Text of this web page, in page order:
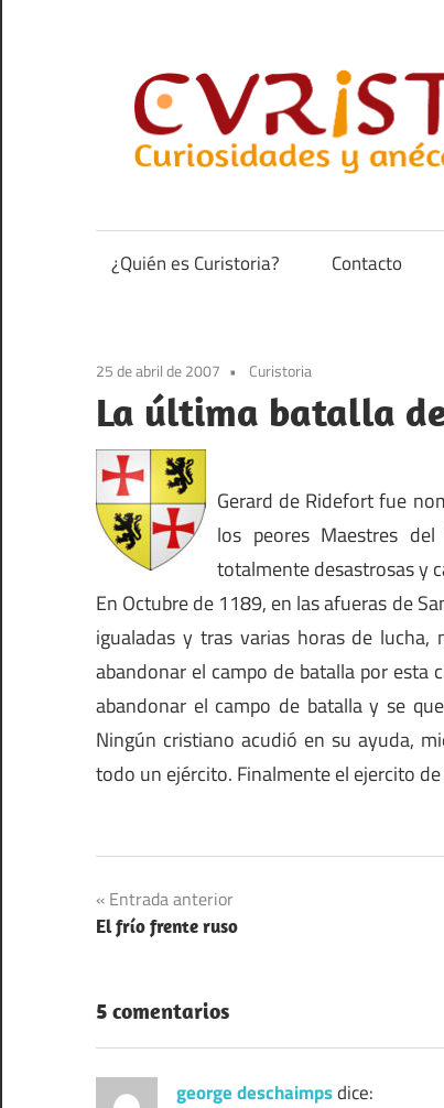
contenido
anécdotas
de
¿Quién es Curistoria? Contacto
25 de abril de 2007 Curistoria
La última batalla
Gerard de Ridefort fue
los peores Maestres
totalmente desastrosas y
En Octubre de 1189, en las afueras de
igualadas y tras varias horas de lucha,
abandonar el campo de batalla por esta
abandonar el campo de batalla y se
Ningún cristiano acudió en su ayuda,
todo un ejército. Finalmente el ejercito
Navegación
de
entradas
Entrada anterior
El frío frente ruso
5 comentarios
george deschaimpsdice: